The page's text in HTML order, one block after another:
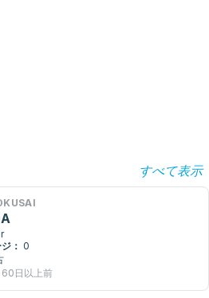
すべて表示
： 0
60日以上前